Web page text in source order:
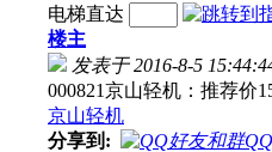
电梯直达
楼主
发表于 2016-8-5
000821京山轻机：推荐价
京山轻机
分享到: